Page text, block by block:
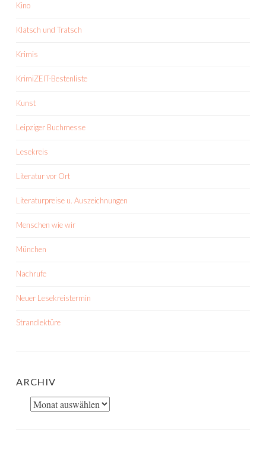
Kino
Klatsch und Tratsch
Krimis
KrimiZEIT-Bestenliste
Kunst
Leipziger Buchmesse
Lesekreis
Literatur vor Ort
Literaturpreise u. Auszeichnungen
Menschen wie wir
München
Nachrufe
Neuer Lesekreistermin
Strandlektüre
ARCHIV
Archiv